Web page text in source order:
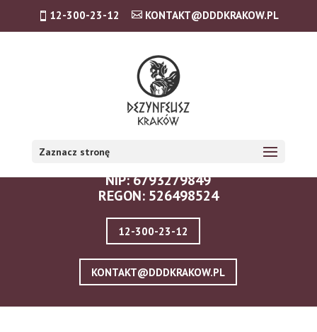
12-300-23-12 KONTAKT@DDDKRAKOW.PL
Zaznacz stronę
DANE FIRMY - KRAKÓW:
USUWANIE PLUSKIEW I DDD S.C.
NIP: 6793279849
REGON: 526498524
12-300-23-12
KONTAKT@DDDKRAKOW.PL